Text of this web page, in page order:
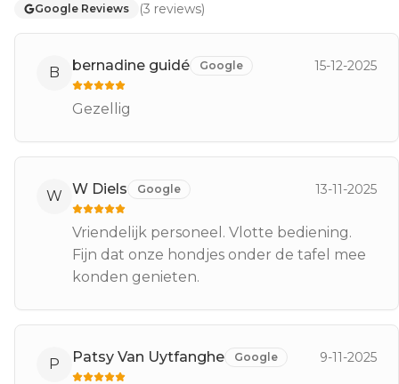
Google Reviews (3 reviews)
B bernadine guidé Google 15-12-2025
Gezellig
W W Diels Google 13-11-2025
Vriendelijk personeel. Vlotte bediening.
Fijn dat onze hondjes onder de tafel mee
konden genieten.
P Patsy Van Uytfanghe Google 9-11-2025